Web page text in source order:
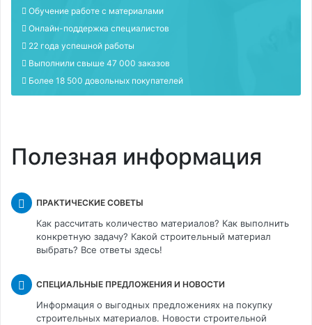
Обучение работе с материалами
Онлайн-поддержка специалистов
22 года успешной работы
Выполнили свыше 47 000 заказов
Более 18 500 довольных покупателей
Полезная информация
ПРАКТИЧЕСКИЕ СОВЕТЫ
Как рассчитать количество материалов? Как выполнить
конкретную задачу? Какой строительный материал
выбрать? Все ответы здесь!
СПЕЦИАЛЬНЫЕ ПРЕДЛОЖЕНИЯ И НОВОСТИ
Информация о выгодных предложениях на покупку
строительных материалов. Новости строительной